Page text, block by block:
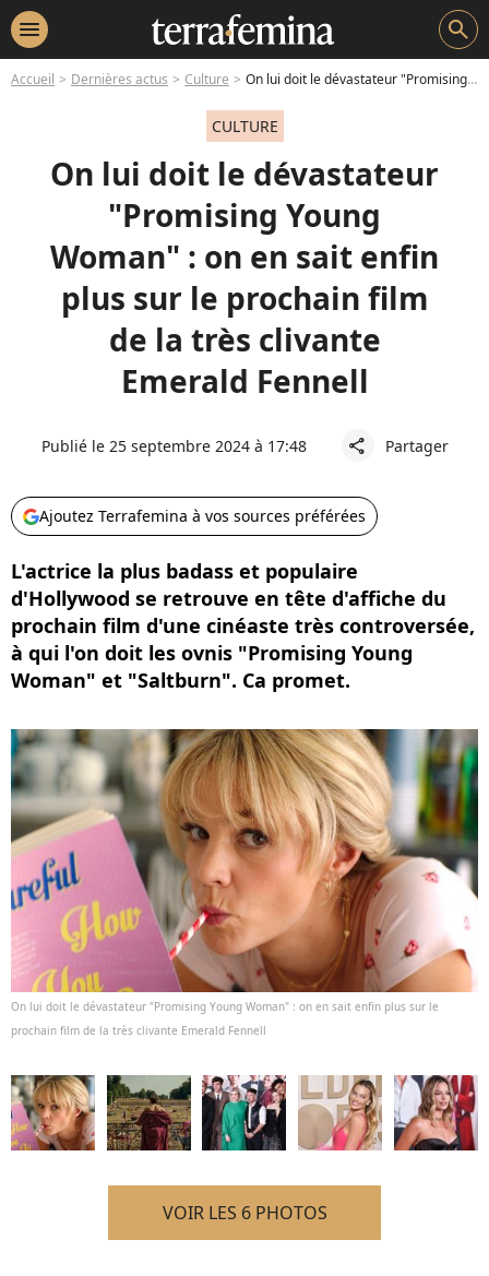
menu search
Accueil Dernières actus Culture On lui doit le dévastateur "Promising Young Woman" : on en sait enfin plus sur le prochain film de la très clivante Emerald Fennell
CULTURE
On lui doit le dévastateur
"Promising Young
Woman" : on en sait enfin
plus sur le prochain film
de la très clivante
Emerald Fennell
Publié le 25 septembre 2024 à 17:48 share Partager
Ajoutez Terrafemina à vos sources préférées
L'actrice la plus badass et populaire
d'Hollywood se retrouve en tête d'affiche du
prochain film d'une cinéaste très controversée,
à qui l'on doit les ovnis "Promising Young
Woman" et "Saltburn". Ca promet.
On lui doit le dévastateur "Promising Young Woman" : on en sait enfin plus sur le
prochain film de la très clivante Emerald Fennell
VOIR LES 6 PHOTOS